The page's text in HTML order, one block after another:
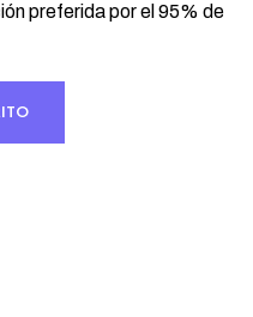
preferida por el 95% de